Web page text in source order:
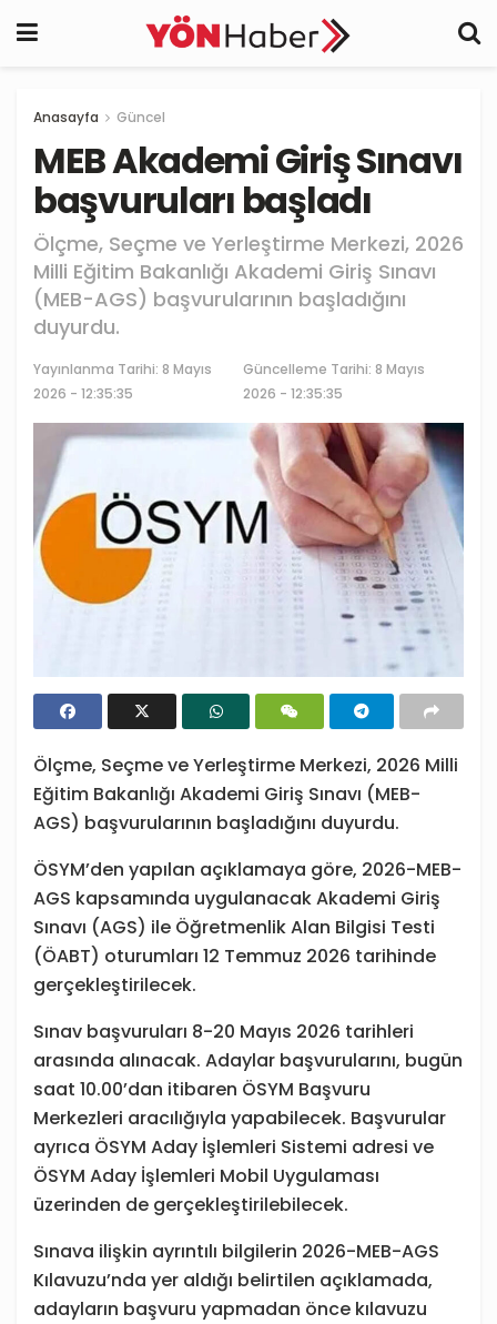
Anasayfa Güncel
MEB Akademi Giriş Sınavı
başvuruları başladı
Ölçme, Seçme ve Yerleştirme Merkezi, 2026
Milli Eğitim Bakanlığı Akademi Giriş Sınavı
(MEB-AGS) başvurularının başladığını
duyurdu.
Yayınlanma Tarihi: 8 Mayıs
2026 - 12:35:35
Güncelleme Tarihi: 8 Mayıs
2026 - 12:35:35
Ölçme, Seçme ve Yerleştirme Merkezi, 2026 Milli
Eğitim Bakanlığı Akademi Giriş Sınavı (MEB-
AGS) başvurularının başladığını duyurdu.
ÖSYM’den yapılan açıklamaya göre, 2026-MEB-
AGS kapsamında uygulanacak Akademi Giriş
Sınavı (AGS) ile Öğretmenlik Alan Bilgisi Testi
(ÖABT) oturumları 12 Temmuz 2026 tarihinde
gerçekleştirilecek.
Sınav başvuruları 8-20 Mayıs 2026 tarihleri
arasında alınacak. Adaylar başvurularını, bugün
saat 10.00’dan itibaren ÖSYM Başvuru
Merkezleri aracılığıyla yapabilecek. Başvurular
ayrıca ÖSYM Aday İşlemleri Sistemi adresi ve
ÖSYM Aday İşlemleri Mobil Uygulaması
üzerinden de gerçekleştirilebilecek.
Sınava ilişkin ayrıntılı bilgilerin 2026-MEB-AGS
Kılavuzu’nda yer aldığı belirtilen açıklamada,
adayların başvuru yapmadan önce kılavuzu